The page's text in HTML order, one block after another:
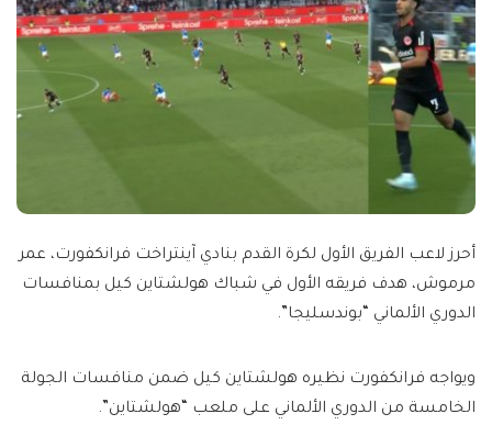
أحرز لاعب الفريق الأول لكرة القدم بنادي آينتراخت فرانكفورت، عمر
مرموش، هدف فريقه الأول في شباك هولشتاين كيل بمنافسات
الدوري الألماني “بوندسليجا”.
ويواجه فرانكفورت نظيره هولشتاين كيل ضمن منافسات الجولة
الخامسة من الدوري الألماني على ملعب “هولشتاين”.